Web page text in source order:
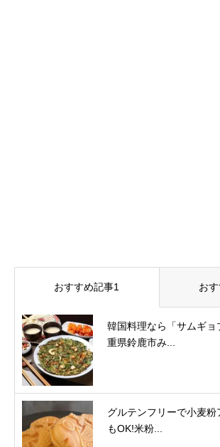
おすすめ記事1 お
韓国料理なら「サムギョ
重県鈴鹿市み...
グルテンフリーで小麦
もOK!米粉...